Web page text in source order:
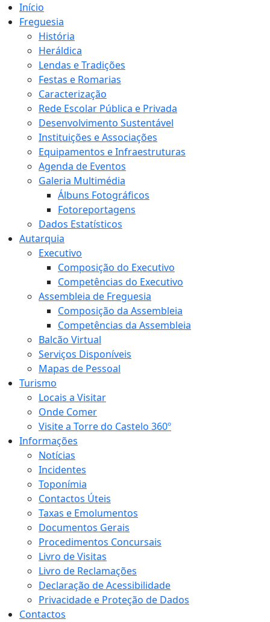
Início
Freguesia
História
Heráldica
Lendas e Tradições
Festas e Romarias
Caracterização
Rede Escolar Pública e Privada
Desenvolvimento Sustentável
Instituições e Associações
Equipamentos e Infraestruturas
Agenda de Eventos
Galeria Multimédia
Álbuns Fotográficos
Fotoreportagens
Dados Estatísticos
Autarquia
Executivo
Composição do Executivo
Competências do Executivo
Assembleia de Freguesia
Composição da Assembleia
Competências da Assembleia
Balcão Virtual
Serviços Disponíveis
Mapas de Pessoal
Turismo
Locais a Visitar
Onde Comer
Visite a Torre do Castelo 360º
Informações
Notícias
Incidentes
Toponímia
Contactos Úteis
Taxas e Emolumentos
Documentos Gerais
Procedimentos Concursais
Livro de Visitas
Livro de Reclamações
Declaração de Acessibilidade
Privacidade e Proteção de Dados
Contactos